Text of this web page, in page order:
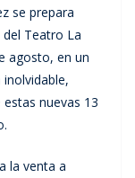
se prepara
Teatro La
agosto, en un
nuevas 13
la venta a